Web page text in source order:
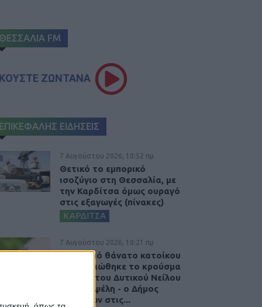
ΘΕΣΣΑΛΙΑ FM
ΖΩΝΤΑΝΑ
ΕΠΙΚΕΦΑΛΗΣ ΕΙΔΗΣΕΙΣ
7 Αυγούστου 2026, 10:52 πμ
Θετικό το εμπορικό
ισοζύγιο στη Θεσσαλία, με
την Καρδίτσα όμως ουραγό
στις εξαγωγές (πίνακες)
ΚΑΡΔΙΤΣΑ
7 Αυγούστου 2026, 10:21 πμ
Μετά από θάνατο κατοίκου
επιβεβαιώθηκε το κρούσμα
του ιού του Δυτικού Νείλου
στην Κυψέλη - ο Δήμος
Σοφάδων στις...